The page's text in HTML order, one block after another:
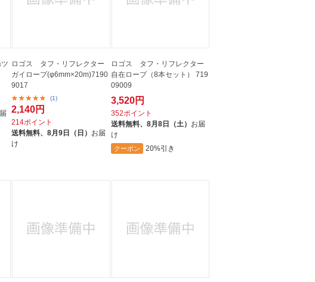
ロゴス タフ・リフレクター
ガイロープ(φ6mm×20m)7190
9017
(1)
2,140円
214ポイント
送料無料、8月9日（日） お届
け
ロゴス タフ・リフレクター
自在ロープ（8本セット） 719
09009
3,520円
352ポイント
送料無料、 8月8日（土） お届
け
クーポン 20%引き